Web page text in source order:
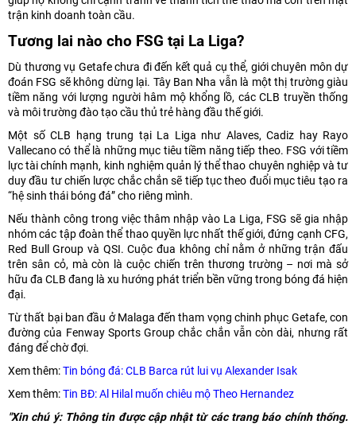
trận kinh doanh toàn cầu.
Tương lai nào cho FSG tại La Liga?
Dù thương vụ Getafe chưa đi đến kết quả cụ thể, giới chuyên môn dự
đoán FSG sẽ không dừng lại. Tây Ban Nha vẫn là một thị trường giàu
tiềm năng với lượng người hâm mộ khổng lồ, các CLB truyền thống
và môi trường đào tạo cầu thủ trẻ hàng đầu thế giới.
Một số CLB hạng trung tại La Liga như Alaves, Cadiz hay Rayo
Vallecano có thể là những mục tiêu tiềm năng tiếp theo. FSG với tiềm
lực tài chính mạnh, kinh nghiệm quản lý thể thao chuyên nghiệp và tư
duy đầu tư chiến lược chắc chắn sẽ tiếp tục theo đuổi mục tiêu tạo ra
“hệ sinh thái bóng đá” cho riêng mình.
Nếu thành công trong việc thâm nhập vào La Liga, FSG sẽ gia nhập
nhóm các tập đoàn thể thao quyền lực nhất thế giới, đứng cạnh CFG,
Red Bull Group và QSI. Cuộc đua không chỉ nằm ở những trận đấu
trên sân cỏ, mà còn là cuộc chiến trên thương trường – nơi mà sở
hữu đa CLB đang là xu hướng phát triển bền vững trong bóng đá hiện
đại.
Từ thất bại ban đầu ở Malaga đến tham vọng chinh phục Getafe, con
đường của Fenway Sports Group chắc chắn vẫn còn dài, nhưng rất
đáng để chờ đợi.
Xem thêm:Tin bóng đá: CLB Barca rút lui vụ Alexander Isak
Xem thêm:Tin BĐ: Al Hilal muốn chiêu mộ Theo Hernandez
"Xin chú ý: Thông tin được cập nhật từ các trang báo chính thống.